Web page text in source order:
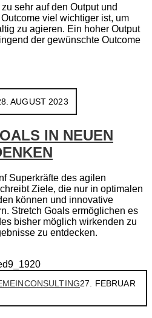
sehr auf den Output und
viel wichtiger ist, um
zu agieren. Ein hoher Output
der gewünschte Outcome
AUGUST 2023
IN NEUEN
Superkräfte des agilen
Ziele, die nur in optimalen
können und innovative
Stretch Goals ermöglichen es
bisher möglich wirkenden zu
zu entdecken.
CONSULTING27. FEBRUAR